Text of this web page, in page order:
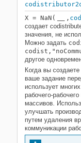
X = NaN( ,
создает
значения, не
Можно задать
другое
Когда вы
ваше задание
использует
рабочего-
массивов.
улучшать
путем удаления
коммуникации